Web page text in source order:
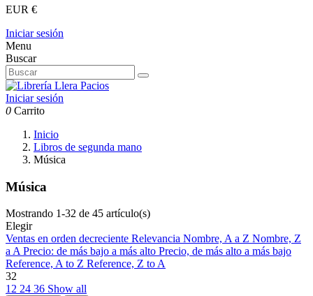
EUR €
Iniciar sesión
Menu
Buscar
Iniciar sesión
0 Carrito
Inicio
Libros de segunda mano
Música
Música
Mostrando 1-32 de 45 artículo(s)
Elegir
Ventas en orden decreciente Relevancia Nombre, A a Z Nombre, Z
a APrecio: de más bajo a más alto Precio, de más alto a más bajo
Reference, A to Z Reference, Z to A
32
12 24 36 Show all